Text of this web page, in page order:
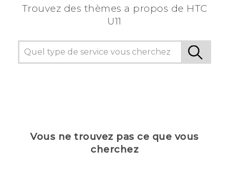
Trouvez des thèmes a propos de HTC
U11
Vous ne trouvez pas ce que vous
cherchez